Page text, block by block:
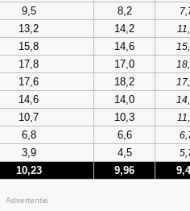
9,5 8,2
13,2 14,2
15,8 14,6
17,8 17,0
17,6 18,2
14,6 14,0
10,7 10,3
6,8 6,6
3,9 4,5
10,23 9,96
Advertentie